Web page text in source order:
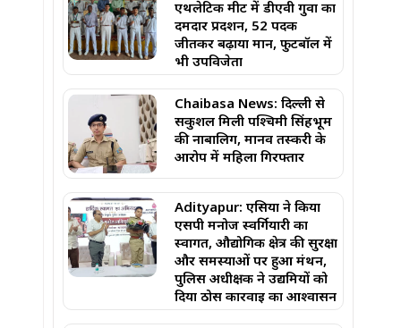
एथलेटिक मीट में डीएवी गुवा का
दमदार प्रदर्शन, 52 पदक
जीतकर बढ़ाया मान, फुटबॉल में
भी उपविजेता
Chaibasa News: दिल्ली से
सकुशल मिली पश्चिमी सिंहभूम
की नाबालिग, मानव तस्करी के
आरोप में महिला गिरफ्तार
Adityapur: एसिया ने किया
एसपी मनोज स्वर्गियारी का
स्वागत, औद्योगिक क्षेत्र की सुरक्षा
और समस्याओं पर हुआ मंथन,
पुलिस अधीक्षक ने उद्यमियों को
दिया ठोस कार्रवाई का आश्वासन